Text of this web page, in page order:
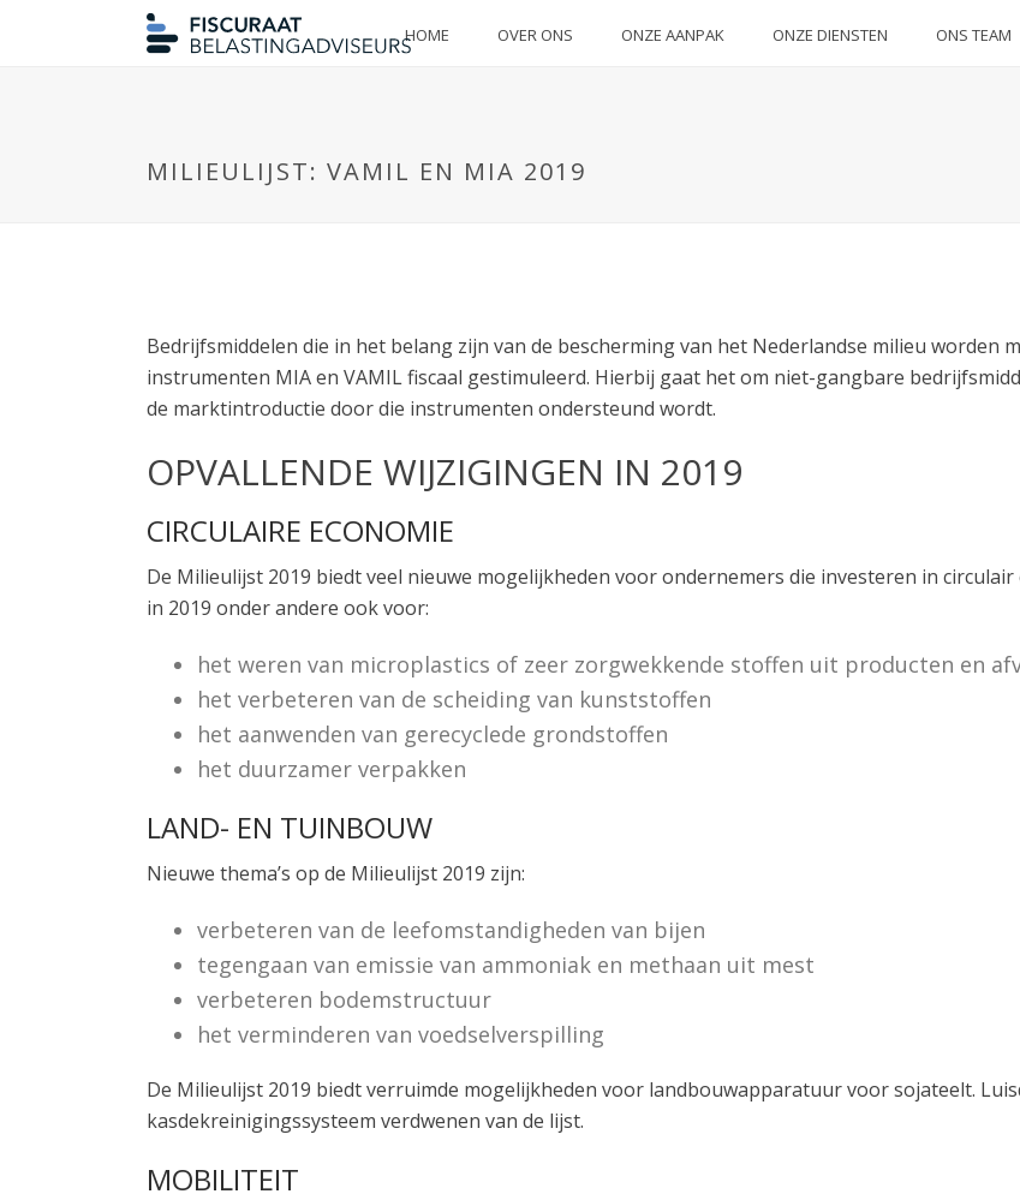
HOME OVER ONS ONZE AANPAK ONZE DIENSTEN ONS TEAM
MILIEULIJST: VAMIL EN MIA 2019
Bedrijfsmiddelen die in het belang zijn van de bescherming van het Nederlandse milieu worden
instrumenten MIA en VAMIL fiscaal gestimuleerd. Hierbij gaat het om niet-gangbare
de marktintroductie door die instrumenten ondersteund wordt.
OPVALLENDE WIJZIGINGEN IN 2019
CIRCULAIRE ECONOMIE
De Milieulijst 2019 biedt veel nieuwe mogelijkheden voor ondernemers die investeren in
in 2019 onder andere ook voor:
het weren van microplastics of zeer zorgwekkende stoffen uit producten en
het verbeteren van de scheiding van kunststoffen
het aanwenden van gerecyclede grondstoffen
het duurzamer verpakken
LAND- EN TUINBOUW
Nieuwe thema’s op de Milieulijst 2019 zijn:
verbeteren van de leefomstandigheden van bijen
tegengaan van emissie van ammoniak en methaan uit mest
verbeteren bodemstructuur
het verminderen van voedselverspilling
De Milieulijst 2019 biedt verruimde mogelijkheden voor landbouwapparatuur voor sojateelt.
kasdekreinigingssysteem verdwenen van de lijst.
MOBILITEIT